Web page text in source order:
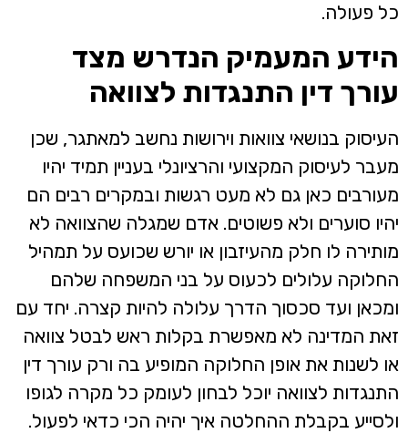
כל פעולה.
הידע המעמיק הנדרש מצד
עורך דין התנגדות לצוואה
העיסוק בנושאי צוואות וירושות נחשב למאתגר, שכן
מעבר לעיסוק המקצועי והרציונלי בעניין תמיד יהיו
מעורבים כאן גם לא מעט רגשות ובמקרים רבים הם
יהיו סוערים ולא פשוטים. אדם שמגלה שהצוואה לא
מותירה לו חלק מהעיזבון או יורש שכועס על תמהיל
החלוקה עלולים לכעוס על בני המשפחה שלהם
ומכאן ועד סכסוך הדרך עלולה להיות קצרה. יחד עם
זאת המדינה לא מאפשרת בקלות ראש לבטל צוואה
או לשנות את אופן החלוקה המופיע בה ורק עורך דין
התנגדות לצוואה יוכל לבחון לעומק כל מקרה לגופו
ולסייע בקבלת ההחלטה איך יהיה הכי כדאי לפעול.